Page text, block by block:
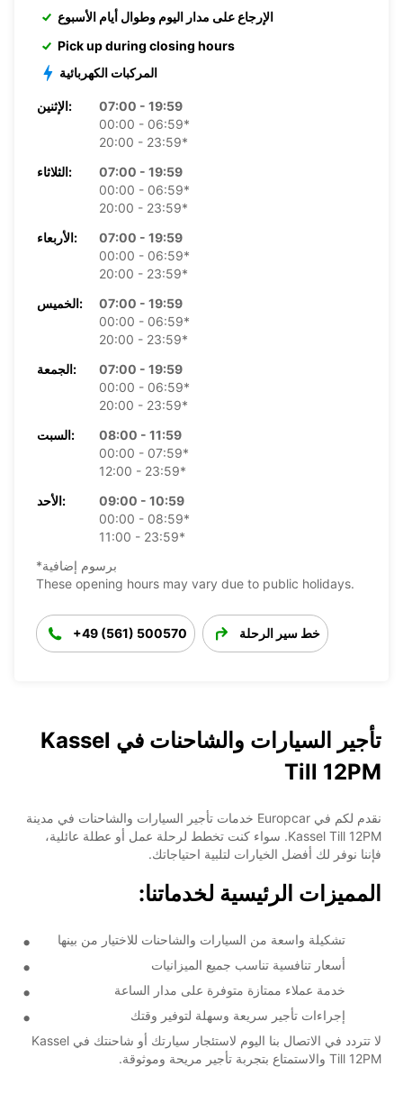
الإرجاع على مدار اليوم وطوال أيام الأسبوع
Pick up during closing hours
المركبات الكهربائية
الإثنين:
07:00 - 19:59
00:00 - 06:59*
20:00 - 23:59*
الثلاثاء:
07:00 - 19:59
00:00 - 06:59*
20:00 - 23:59*
الأربعاء:
07:00 - 19:59
00:00 - 06:59*
20:00 - 23:59*
الخميس:
07:00 - 19:59
00:00 - 06:59*
20:00 - 23:59*
الجمعة:
07:00 - 19:59
00:00 - 06:59*
20:00 - 23:59*
السبت:
08:00 - 11:59
00:00 - 07:59*
12:00 - 23:59*
الأحد:
09:00 - 10:59
00:00 - 08:59*
11:00 - 23:59*
*برسوم إضافية
These opening hours may vary due to public holidays.
+49 (561) 500570 خط سير الرحلة
تأجير السيارات والشاحنات في Kassel
Till 12PM
نقدم لكم في Europcar خدمات تأجير السيارات والشاحنات في مدينة
Kassel Till 12PM. سواء كنت تخطط لرحلة عمل أو عطلة عائلية،
فإننا نوفر لك أفضل الخيارات لتلبية احتياجاتك.
المميزات الرئيسية لخدماتنا:
تشكيلة واسعة من السيارات والشاحنات للاختيار من بينها
أسعار تنافسية تناسب جميع الميزانيات
خدمة عملاء ممتازة متوفرة على مدار الساعة
إجراءات تأجير سريعة وسهلة لتوفير وقتك
لا تتردد في الاتصال بنا اليوم لاستئجار سيارتك أو شاحنتك في Kassel
Till 12PM والاستمتاع بتجربة تأجير مريحة وموثوقة.